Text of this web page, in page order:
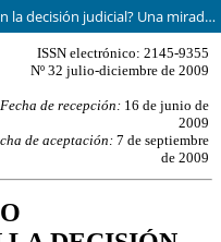
¿Argumentación o demostración en la decisión judicial? Una mirada en el estado constitucional